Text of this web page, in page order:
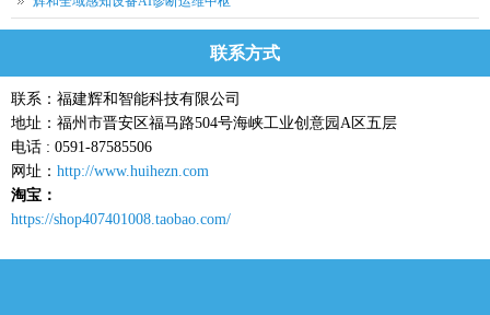
联系方式
联系：福建辉和智能科技有限公司
地址：福州市晋安区福马路504号海峡工业创意园A区五层
电话 : 0591-87585506
网址： http://www.huihezn.com
淘宝：
https://shop407401008.taobao.com/